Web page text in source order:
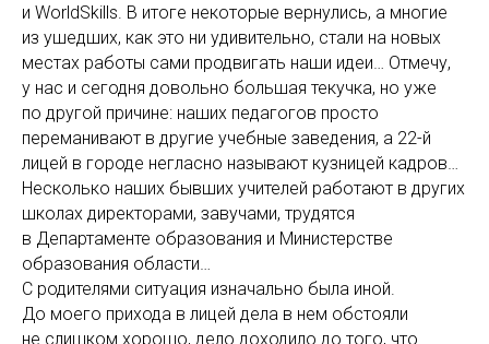
и WorldSkills. В итоге некоторые вернулись, а многие
из ушедших, как это ни удивительно, стали на новых
местах работы сами продвигать наши идеи… Отмечу,
у нас и сегодня довольно большая текучка, но уже
по другой причине: наших педагогов просто
переманивают в другие учебные заведения, а 22-й
лицей в городе негласно называют кузницей кадров…
Несколько наших бывших учителей работают в других
школах директорами, завучами, трудятся
в Департаменте образования и Министерстве
образования области…
С родителями ситуация изначально была иной.
До моего прихода в лицей дела в нем обстояли
не слишком хорошо, дело доходило до того, что